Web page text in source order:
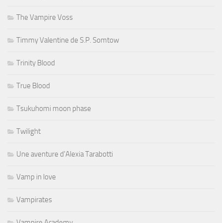
The Vampire Voss
Timmy Valentine de S.P. Somtow
Trinity Blood
True Blood
Tsukuhomi moon phase
Twilight
Une aventure d'Alexia Tarabotti
Vamp in love
Vampirates